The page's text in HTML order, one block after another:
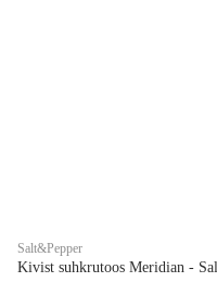
Salt&Pepper
Kivist suhkrutoos Meridian -